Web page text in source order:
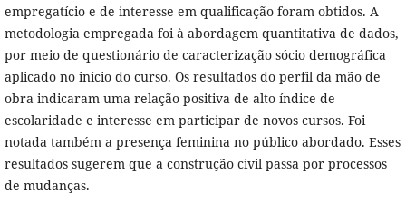
empregatício e de interesse em qualificação foram obtidos. A
metodologia empregada foi à abordagem quantitativa de dados,
por meio de questionário de caracterização sócio demográfica
aplicado no início do curso. Os resultados do perfil da mão de
obra indicaram uma relação positiva de alto índice de
escolaridade e interesse em participar de novos cursos. Foi
notada também a presença feminina no público abordado. Esses
resultados sugerem que a construção civil passa por processos
de mudanças.